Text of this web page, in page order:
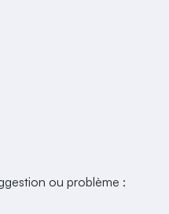
ou problème :